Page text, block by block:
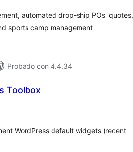
automated drop-ship POs, quotes,
sports camp management
Probado con 4.4.34
Toolbox
WordPress default widgets (recent